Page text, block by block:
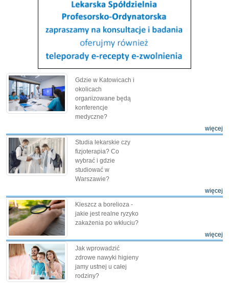
Gdzie w Katowicach i
okolicach
organizowane będą
konferencje
medyczne?
więcej
Studia lekarskie czy
fizjoterapia? Co
wybrać i gdzie
studiować w
Warszawie?
więcej
Kleszcz a borelioza -
jakie jest realne ryzyko
zakażenia po wkłuciu?
więcej
Jak wprowadzić
zdrowe nawyki higieny
jamy ustnej u całej
rodziny?